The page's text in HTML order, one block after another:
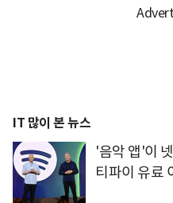
IT 많이 본 뉴스
'음악 앱'이
티파이 유료